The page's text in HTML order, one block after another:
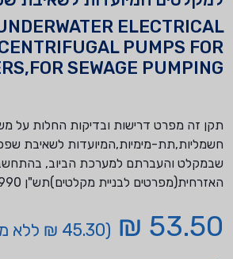
ELECTRICAL
PUMPS FOR
SEWAGE PUMPING
תקן זה מפרט דרישות ובדיקות החלות על
חשמליות,תת-מימיות,המיועדות לשאיבת
שבמקלט והעברתם למערכת הביוב,
האזרחית(מפרטים לבניית מקלטים)תש"ן 1990.
53.50 ₪ (45.30 ₪ ללא מע"מ)